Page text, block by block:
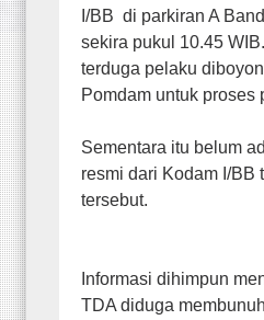
I/BB di parkiran A
sekira pukul 10.45
terduga pelaku
Pomdam untuk proses
Sementara itu belum
resmi dari Kodam I/BB
tersebut.
Informasi dihimpun
TDA diduga